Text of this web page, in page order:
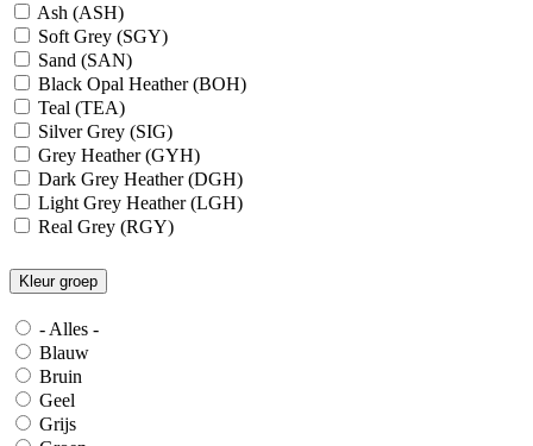
Ash (ASH)
Soft Grey (SGY)
Sand (SAN)
Black Opal Heather (BOH)
Teal (TEA)
Silver Grey (SIG)
Grey Heather (GYH)
Dark Grey Heather (DGH)
Light Grey Heather (LGH)
Real Grey (RGY)
Granite Grey (GRG)
Grey Steel (GRS)
Dark Grey Melange (DGM)
Blue Midnight Heather (BMH)
Scarlet Red Heather (SRH)
Gold (GLD)
Anthra Heather (ANH)
Blue Midnight (BLM)
Kleur groep
- Alles -
Blauw
Bruin
Geel
Grijs